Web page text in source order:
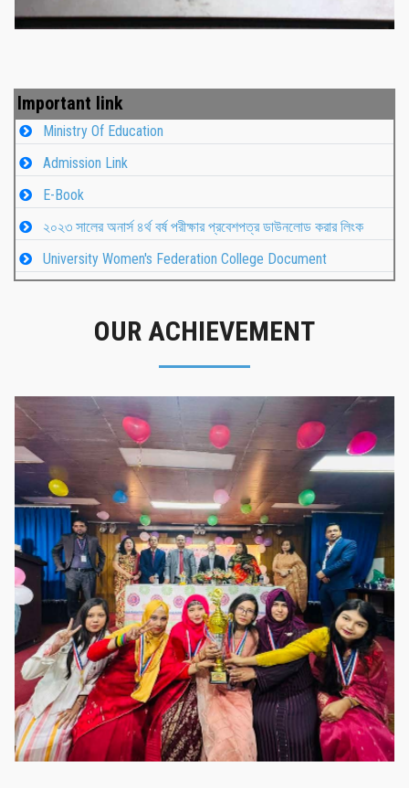
Important link
Ministry Of Education
Admission Link
E-Book
২০২৩ সালের অনার্স ৪র্থ বর্ষ পরীক্ষার প্রবেশপত্র ডাউনলোড করার লিংক
University Women's Federation College Document
OUR ACHIEVEMENT
গৌরবের মুহূর্ত
গৌরবের মুহূর্ত